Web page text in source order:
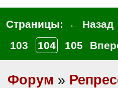
Страницы: ← Назад
103
104 105
Форум »